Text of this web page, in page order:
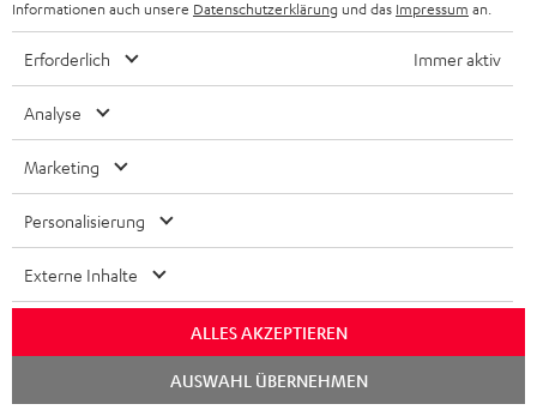
19.02.2020
„… in der Tat ziemlich beachtlich.“
Informationen auch unsere Datenschutzerklärung und das Impressum an.
Erforderlich Immer aktiv
Analyse
Marketing
Personalisierung
Externe Inhalte
ALLES AKZEPTIEREN
AUSWAHL ÜBERNEHMEN